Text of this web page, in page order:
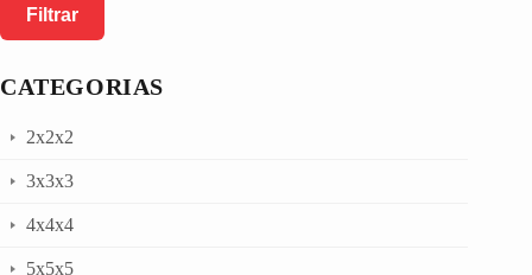
Filtrar
CATEGORIAS
2x2x2
3x3x3
4x4x4
5x5x5